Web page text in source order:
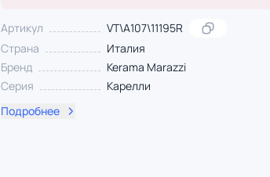
Артикул
VT\A107\11195R
Страна
Италия
Бренд
Kerama Marazzi
Серия
Карелли
Подробнее